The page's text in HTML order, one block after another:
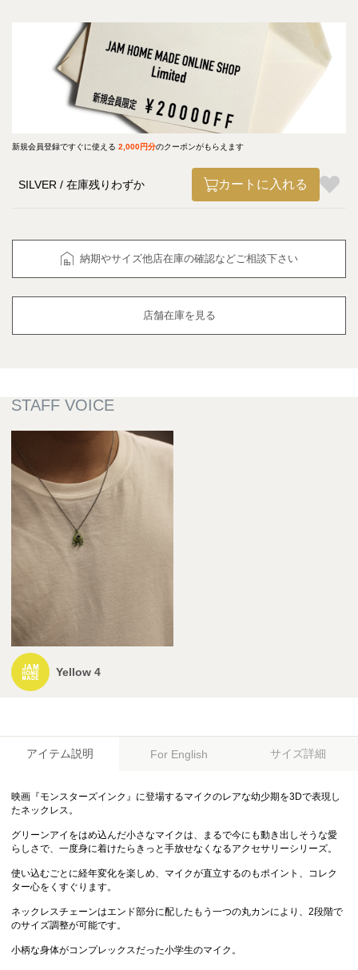
新規会員登録ですぐに使える 2,000円分のクーポンがもらえます
SILVER 在庫残りわずか カートに入れる
納期やサイズ他店在庫の確認などご相談下さい
店舗在庫を見る
Yellow 4
アイテム説明 For English サイズ詳細
映画『モンスターズインク』に登場するマイクのレアな幼少期を3Dで表現し
たネックレス。
グリーンアイをはめ込んだ小さなマイクは、まるで今にも動き出しそうな愛
らしさで、一度身に着けたらきっと手放せなくなるアクセサリーシリーズ。
使い込むごとに経年変化を楽しめ、マイクが直立するのもポイント、コレク
ター心をくすぐります。
ネックレスチェーンはエンド部分に配したもう一つの丸カンにより、2段階で
のサイズ調整が可能です。
小柄な身体がコンプレックスだった小学生のマイク。